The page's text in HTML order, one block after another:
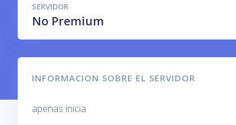
SERVIDOR
No Premium
INFORMACION SOBRE EL SERVIDOR
apenas inicia